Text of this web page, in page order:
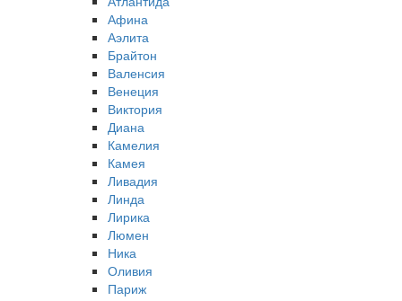
Афина
Аэлита
Брайтон
Валенсия
Венеция
Виктория
Диана
Камелия
Камея
Ливадия
Линда
Лирика
Люмен
Ника
Оливия
Париж